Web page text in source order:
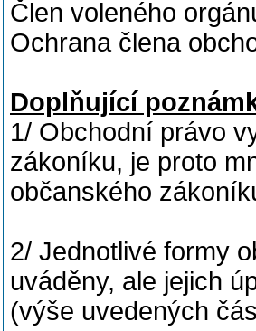
Člen voleného
Ochrana člena
Doplňující
1/ Obchodní právo
zákoníku, je proto
občanského
2/ Jednotlivé formy
uváděny, ale jejich
(výše uvedených